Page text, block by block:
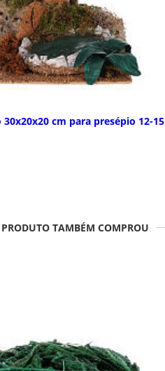
cm para presépio 12-
TAMBÉM COMPROU